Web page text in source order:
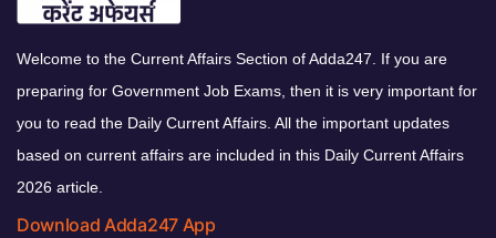
Welcome to the Current Affairs Section of Adda247. If you are
preparing for Government Job Exams, then it is very important for
you to read the Daily Current Affairs. All the important updates
based on current affairs are included in this Daily Current Affairs
2026 article.
Download Adda247 App